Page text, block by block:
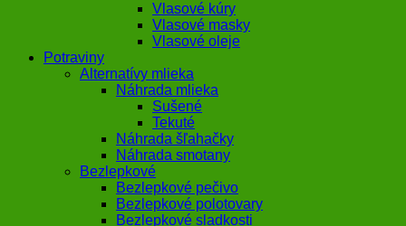
Vlasové kúry
Vlasové masky
Vlasové oleje
Potraviny
Alternatívy mlieka
Náhrada mlieka
Sušené
Tekuté
Náhrada šľahačky
Náhrada smotany
Bezlepkové
Bezlepkové pečivo
Bezlepkové polotovary
Bezlepkové sladkosti